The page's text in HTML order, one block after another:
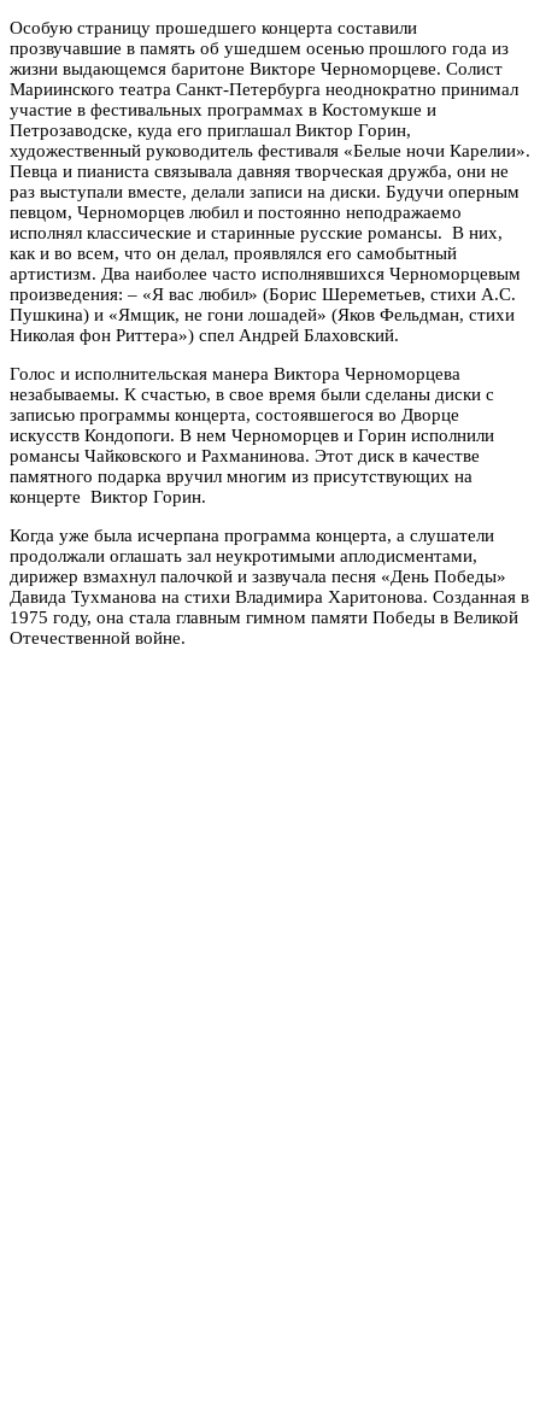
Особую страницу прошедшего концерта составили
прозвучавшие в память об ушедшем осенью прошлого года из
жизни выдающемся баритоне Викторе Черноморцеве. Солист
Мариинского театра Санкт-Петербурга неоднократно принимал
участие в фестивальных программах в Костомукше и
Петрозаводске, куда его приглашал Виктор Горин,
художественный руководитель фестиваля «Белые ночи Карелии».
Певца и пианиста связывала давняя творческая дружба, они не
раз выступали вместе, делали записи на диски. Будучи оперным
певцом, Черноморцев любил и постоянно неподражаемо
исполнял классические и старинные русские романсы. В них,
как и во всем, что он делал, проявлялся его самобытный
артистизм. Два наиболее часто исполнявшихся Черноморцевым
произведения: – «Я вас любил» (Борис Шереметьев, стихи А.С.
Пушкина) и «Ямщик, не гони лошадей» (Яков Фельдман, стихи
Николая фон Риттера») спел Андрей Блаховский.
Голос и исполнительская манера Виктора Черноморцева
незабываемы. К счастью, в свое время были сделаны диски с
записью программы концерта, состоявшегося во Дворце
искусств Кондопоги. В нем Черноморцев и Горин исполнили
романсы Чайковского и Рахманинова. Этот диск в качестве
памятного подарка вручил многим из присутствующих на
концерте Виктор Горин.
Когда уже была исчерпана программа концерта, а слушатели
продолжали оглашать зал неукротимыми аплодисментами,
дирижер взмахнул палочкой и зазвучала песня «День Победы»
Давида Тухманова на стихи Владимира Харитонова. Созданная в
1975 году, она стала главным гимном памяти Победы в Великой
Отечественной войне.